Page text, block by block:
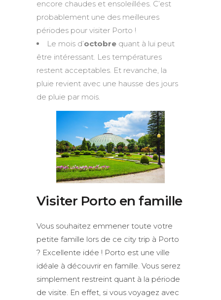
encore chaudes et ensoleillées. C’est
probablement une des meilleures
périodes pour visiter Porto !
Le mois d’octobre quant à lui peut
être intéressant. Les températures
restent acceptables. Et revanche, la
pluie revient avec une hausse des jours
de pluie par mois.
Visiter Porto en famille
Vous souhaitez emmener toute votre
petite famille lors de ce city trip à Porto
? Excellente idée ! Porto est une ville
idéale à découvrir en famille. Vous serez
simplement restreint quant à la période
de visite. En effet, si vous voyagez avec